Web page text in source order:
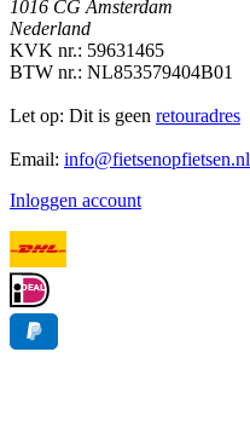
1016 CG Amsterdam
Nederland
KVK nr.: 59631465
BTW nr.: NL853579404B01
Let op: Dit is geen retouradres
Email: info@fietsenopfietsen.nl
Inloggen account